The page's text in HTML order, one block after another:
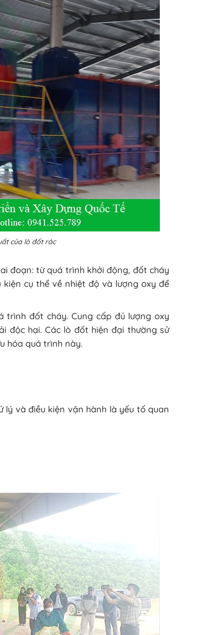
của lò đốt rác
đoạn: từ quá trình khởi động, đốt cháy
cụ thể về nhiệt độ và lượng oxy để
trình đốt cháy. Cung cấp đủ lượng oxy
độc hại. Các lò đốt hiện đại thường sử
hóa quá trình này.
lý và điều kiện vận hành là yếu tố quan